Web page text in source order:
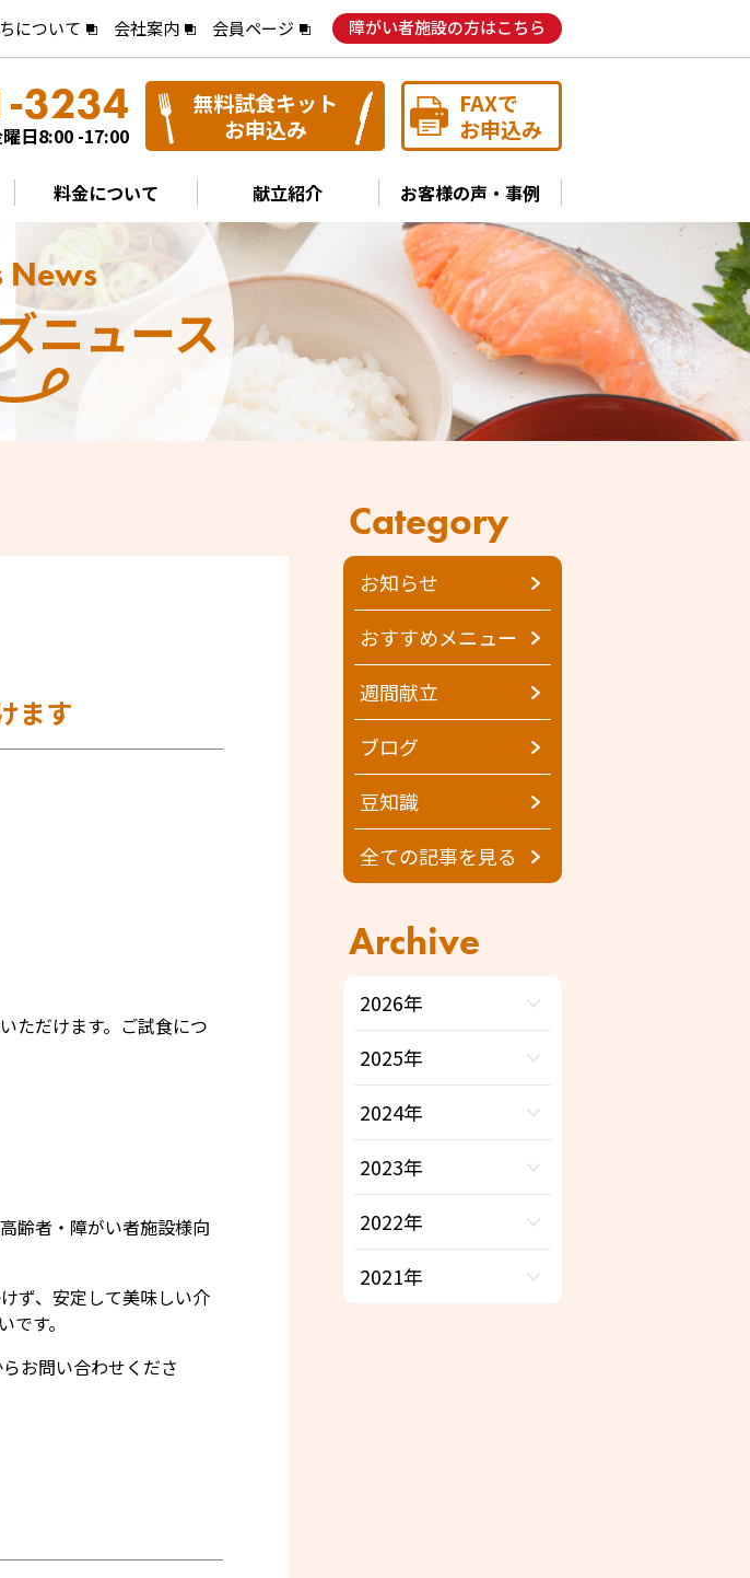
について 会社案内 会員ページ 障がい者施設の方はこちら
3234
日8:00 -17:00
無料試食キット
お申込み
FAXで
お申込み
料金について 献立紹介 お客様の声・事例
News
ニュース
ます
ただけます。ご試食につ
齢者・障がい者施設様向
ず、安定して美味しい介
す。
お問い合わせくださ
Category
お知らせ
おすすめメニュー
週間献立
ブログ
豆知識
全ての記事を見る
Archive
2026年
2025年
2024年
2023年
2022年
2021年